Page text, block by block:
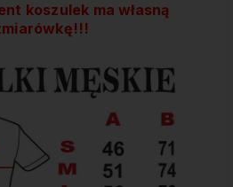
koszulek ma własną